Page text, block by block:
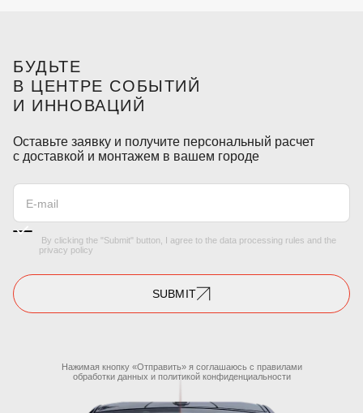
БУДЬТЕ
В ЦЕНТРЕ СОБЫТИЙ
И ИННОВАЦИЙ
Оставьте заявку и получите персональный расчет
с доставкой и монтажем в вашем городе
By clicking the "Submit" button, I agree to the data processing rules and the
privacy policy
SUBMIT
Нажимая кнопку «Отправить» я соглашаюсь с правилами
обработки данных и политикой конфиденциальности